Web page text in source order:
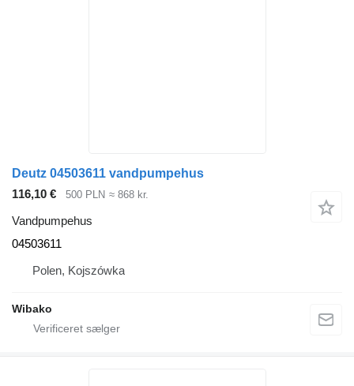
Deutz 04503611 vandpumpehus
116,10 €
500 PLN ≈ 868 kr.
Vandpumpehus
04503611
Polen, Kojszówka
Wibako